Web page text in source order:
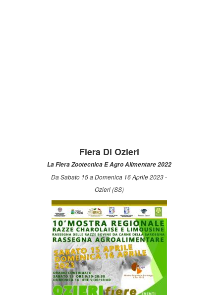
Fiera Di Ozieri
La Fiera Zootecnica E Agro Alimentare 2022
Da Sabato 15 a Domenica 16 Aprile 2023 -
Ozieri (SS)